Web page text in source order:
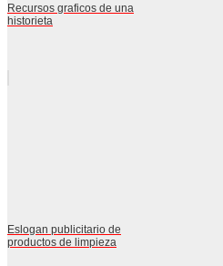
Recursos graficos de una
historieta
Eslogan publicitario de
productos de limpieza